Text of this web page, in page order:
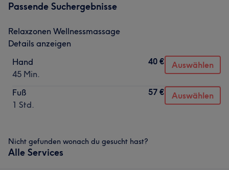
Passende Suchergebnisse
Relaxzonen Wellnessmassage
Details anzeigen
Hand
45 Min.
40 € Auswählen
Fuß
1 Std.
57 € Auswählen
Nicht gefunden wonach du gesucht hast?
Alle Services